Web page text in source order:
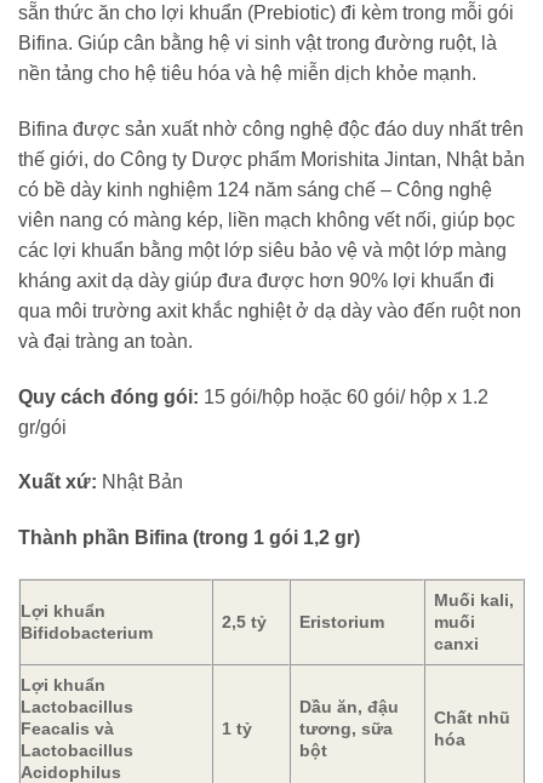
sẵn thức ăn cho lợi khuẩn (Prebiotic) đi kèm trong mỗi gói
Bifina. Giúp cân bằng hệ vi sinh vật trong đường ruột, là
nền tảng cho hệ tiêu hóa và hệ miễn dịch khỏe mạnh.
Bifina được sản xuất nhờ công nghệ độc đáo duy nhất trên
thế giới, do Công ty Dược phẩm Morishita Jintan, Nhật bản
có bề dày kinh nghiệm 124 năm sáng chế – Công nghệ
viên nang có màng kép, liền mạch không vết nối, giúp bọc
các lợi khuẩn bằng một lớp siêu bảo vệ và một lớp màng
kháng axit dạ dày giúp đưa được hơn 90% lợi khuẩn đi
qua môi trường axit khắc nghiệt ở dạ dày vào đến ruột non
và đại tràng an toàn.
Quy cách đóng gói: 15 gói/hộp hoặc 60 gói/ hộp x 1.2
gr/gói
Xuất xứ: Nhật Bản
Thành phần Bifina (trong 1 gói 1,2 gr)
Lợi khuẩn
Bifidobacterium
2,5 tỷ Eristorium
Muối kali,
muối
canxi
Lợi khuẩn
Lactobacillus
Feacalis và
Lactobacillus
Acidophilus
1 tỷ
Dầu ăn, đậu
tương, sữa
bột
Chất nhũ
hóa